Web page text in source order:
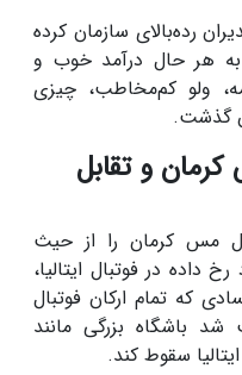
رده‌بالای سازمان کرده
به هر حال درآمد خوب و
ولو کم‌مخاطب، چیزی
گذشت.
و تقابل
مس کرمان را از حیث
داده در فوتبال ایتالیا،
که تمام ارکان فوتبال
شد باشگاه بزرگی مانند
سقوط کند.